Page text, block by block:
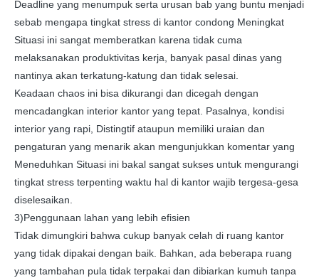
Deadline yang menumpuk serta urusan bab yang buntu menjadi
sebab mengapa tingkat stress di kantor condong Meningkat
Situasi ini sangat memberatkan karena tidak cuma
melaksanakan produktivitas kerja, banyak pasal dinas yang
nantinya akan terkatung-katung dan tidak selesai.
Keadaan chaos ini bisa dikurangi dan dicegah dengan
mencadangkan interior kantor yang tepat. Pasalnya, kondisi
interior yang rapi, Distingtif ataupun memiliki uraian dan
pengaturan yang menarik akan mengunjukkan komentar yang
Meneduhkan Situasi ini bakal sangat sukses untuk mengurangi
tingkat stress terpenting waktu hal di kantor wajib tergesa-gesa
diselesaikan.
3)Penggunaan lahan yang lebih efisien
Tidak dimungkiri bahwa cukup banyak celah di ruang kantor
yang tidak dipakai dengan baik. Bahkan, ada beberapa ruang
yang tambahan pula tidak terpakai dan dibiarkan kumuh tanpa